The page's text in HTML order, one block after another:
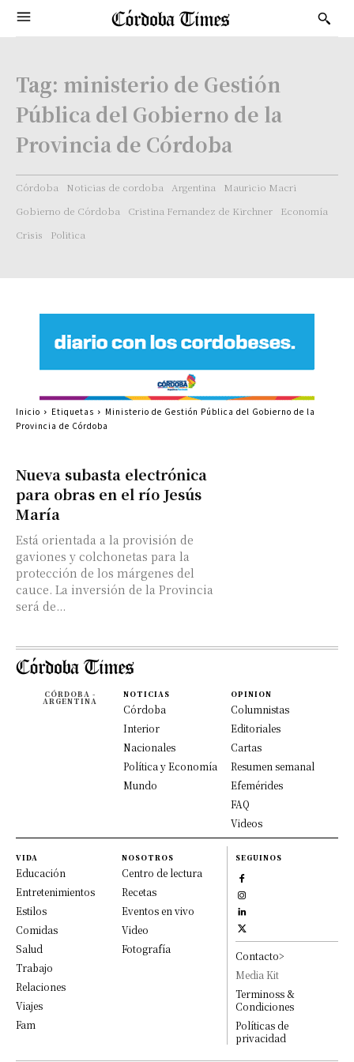
Tag: ministerio de Gestión
Pública del Gobierno de la
Provincia de Córdoba
Córdoba Noticias de cordoba Argentina
Mauricio Macri
Gobierno de Córdoba
Cristina Fernandez de Kirchner
Economía
Crisis
Politica
Nueva subasta electrónica
para obras en el río Jesús
María
Está orientada a la provisión de
gaviones y colchonetas para la
protección de los márgenes del
cauce. La inversión de la Provincia
será de...
Inicio Etiquetas
Ministerio de Gestión Pública del Gobierno de la
Provincia de Córdoba
CÓRDOBA -
ARGENTINA
NOTICIAS
Córdoba
Interior
Nacionales
Política y Economía
Mundo
OPINION
Columnistas
Editoriales
Cartas
Resumen semanal
Efemérides
FAQ
Videos
VIDA
Educación
Entretenimientos
Estilos
Comidas
Salud
Trabajo
Relaciones
Viajes
Fam
NOSOTROS
Centro de lectura
Recetas
Eventos en vivo
Video
Fotografía
SEGUINOS
Contacto>
Media Kit
Terminoss &
Condiciones
Políticas de
privacidad